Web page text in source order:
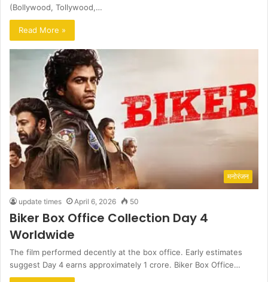
(Bollywood, Tollywood,…
Read More »
मनोरंजन
update times April 6, 2026 50
Biker Box Office Collection Day 4
Worldwide
The film performed decently at the box office. Early estimates
suggest Day 4 earns approximately 1 crore. Biker Box Office…